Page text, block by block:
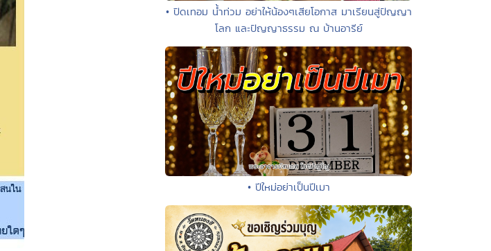
• ปิดเทอม น้ำท่วม อย่าให้น้องๆเสียโอกาส มาเรียนสู่ปัญญา
โลก และปัญญาธรรม ณ บ้านอารีย์
• ปีใหม่อย่าเป็นปีเมา